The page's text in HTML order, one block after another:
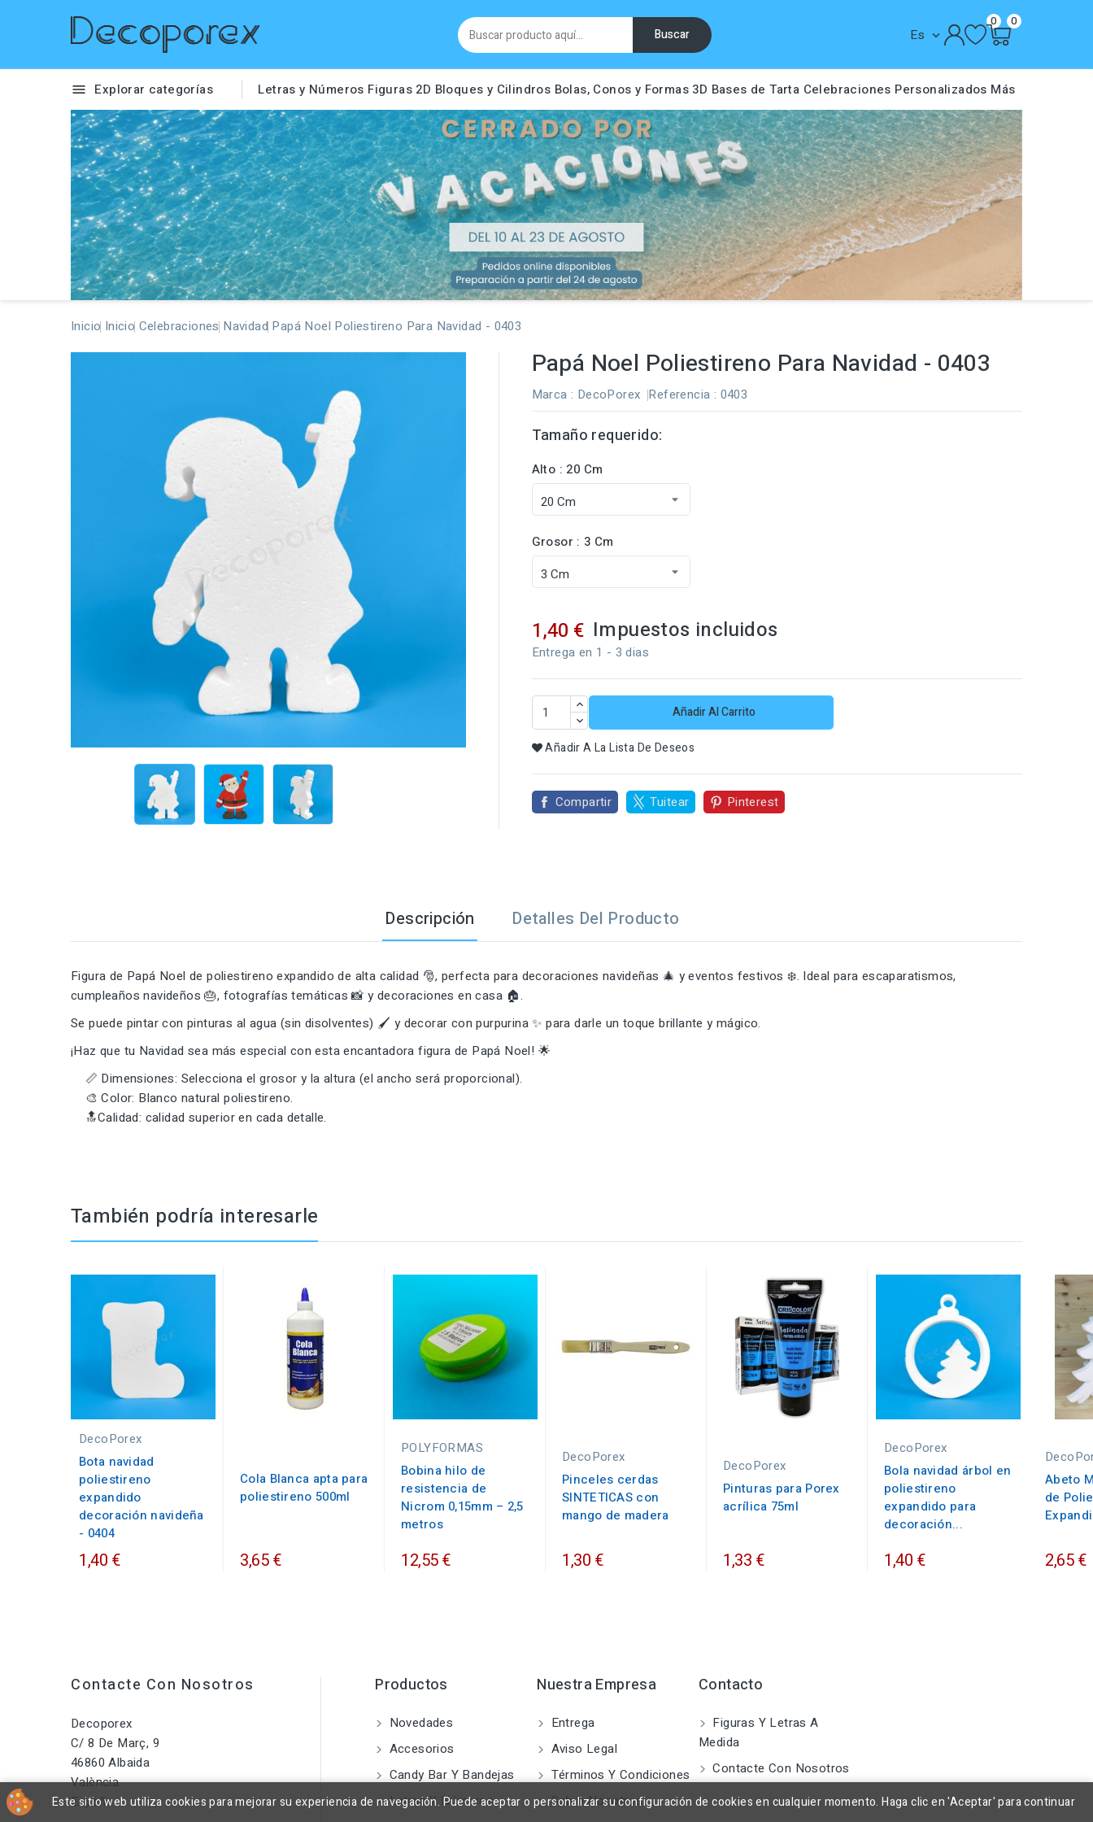
Buscar Es 
0 0
 Explorar categorías Letras y Números Figuras 2D Bloques y Cilindros Bolas, Conos y Formas 3D Bases de Tarta Celebraciones Personalizados Más
Inicio Inicio Celebraciones Navidad Papá Noel Poliestireno Para Navidad - 0403
Papá Noel Poliestireno Para Navidad - 0403
Marca : DecoPorex Referencia : 0403
Tamaño requerido:
Alto : 20 Cm
Grosor : 3 Cm
1,40 € Impuestos incluidos
Entrega en 1 - 3 dias
Añadir Al Carrito
Añadir A La Lista De Deseos
Compartir Tuitear Pinterest
Descripción Detalles Del Producto
Figura de Papá Noel de poliestireno expandido de alta calidad 🎅, perfecta para decoraciones navideñas 🎄 y eventos festivos ❄️. Ideal para escaparatismos,
cumpleaños navideños 🎂, fotografías temáticas 📸 y decoraciones en casa 🏠.
Se puede pintar con pinturas al agua (sin disolventes) 🖌️ y decorar con purpurina ✨ para darle un toque brillante y mágico.
¡Haz que tu Navidad sea más especial con esta encantadora figura de Papá Noel! 🌟
📏 Dimensiones: Selecciona el grosor y la altura (el ancho será proporcional).
🎨 Color: Blanco natural poliestireno.
🔝Calidad: calidad superior en cada detalle.
También podría interesarle
DecoPorex
Bota navidad
poliestireno
expandido
decoración navideña
- 0404
1,40 €
Cola Blanca apta para
poliestireno 500ml
3,65 €
POLYFORMAS
Bobina hilo de
resistencia de
Nicrom 0,15mm – 2,5
metros
12,55 €
DecoPorex
Pinceles cerdas
SINTETICAS con
mango de madera
1,30 €
DecoPorex
Pinturas para Porex
acrílica 75ml
1,33 €
DecoPorex
Bola navidad árbol en
poliestireno
expandido para
decoración...
1,40 €
Abeto
de
2,65 €
Contacte Con Nosotros
Decoporex
C/ 8 De Març, 9
46860 Albaida
València
España
Productos
Novedades
Accesorios
Candy Bar Y Bandejas
Letras Y Números
Nuestra Empresa
Entrega
Aviso Legal
Términos Y Condiciones
Sobre Nosotros
Contacto
Figuras Y Letras A
Medida
Contacte Con Nosotros
Este sitio web utiliza cookies para mejorar su experiencia de navegación. Puede aceptar o personalizar su configuración de cookies en cualquier momento. Haga clic en 'Aceptar' para continuar